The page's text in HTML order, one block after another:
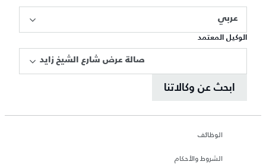
عربي
الوكيل المعتمد
صالة عرض شارع الشيخ زايد
ابحث عن وكالاتنا
الوظائف
الشروط والأحكام